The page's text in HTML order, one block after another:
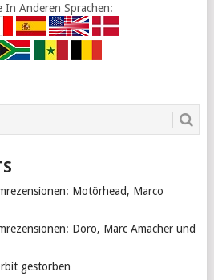
In Anderen Sprachen:
Motörhead, Marco
Doro, Marc Amacher und
gestorben